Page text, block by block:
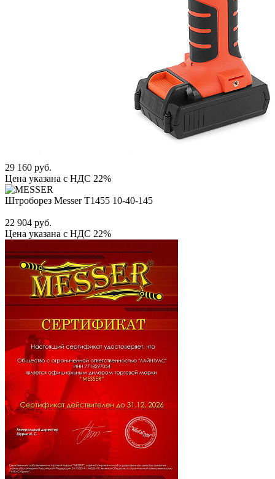
29 160 руб.
Цена указана с НДС 22%
Штроборез Messer T1455 10-40-145
22 904 руб.
Цена указана с НДС 22%